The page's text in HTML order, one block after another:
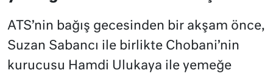
ATS’nin bağış gecesinden bir akşam önce,
Suzan Sabancı ile birlikte Chobani’nin
kurucusu Hamdi Ulukaya ile yemeğe